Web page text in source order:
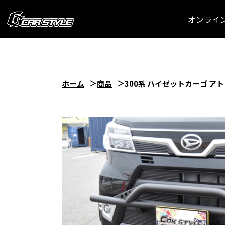
オンライ
ホーム 商品 300系 ハイゼットカーゴ